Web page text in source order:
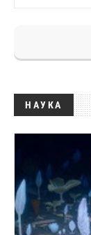
НАУКА